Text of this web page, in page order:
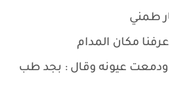
طمني
مكان المدام
عيونه وقال : بجد طب